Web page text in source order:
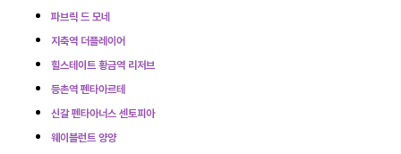
파브릭 드 모네
지축역 더플레이어
힐스테이트 황금역 리저브
등촌역 펜타아르테
신갈 펜타아너스 센토피아
웨이블런트 양양